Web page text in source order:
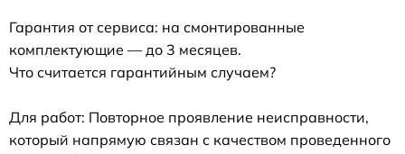
Гарантия от сервиса: на смонтированные
комплектующие — до 3 месяцев.
Что считается гарантийным случаем?
Для работ: Повторное проявление неисправности,
который напрямую связан с качеством проведенного